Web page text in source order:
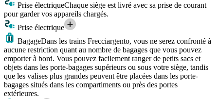
Prise électriqueChaque siège est livré avec sa prise de courant
pour garder vos appareils chargés.
Prise électrique
BagageDans les trains Frecciargento, vous ne serez confronté à
aucune restriction quant au nombre de bagages que vous pouvez
emporter à bord. Vous pouvez facilement ranger de petits sacs et
objets dans les porte-bagages supérieurs ou sous votre siège, tandis
que les valises plus grandes peuvent être placées dans les porte-
bagages situés dans les compartiments ou près des portes
extérieures.